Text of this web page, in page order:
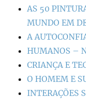
AS 50
MUNDO EM
A
HUMANOS –
CRIANÇA E
O HOMEM E
INTERAÇÕES